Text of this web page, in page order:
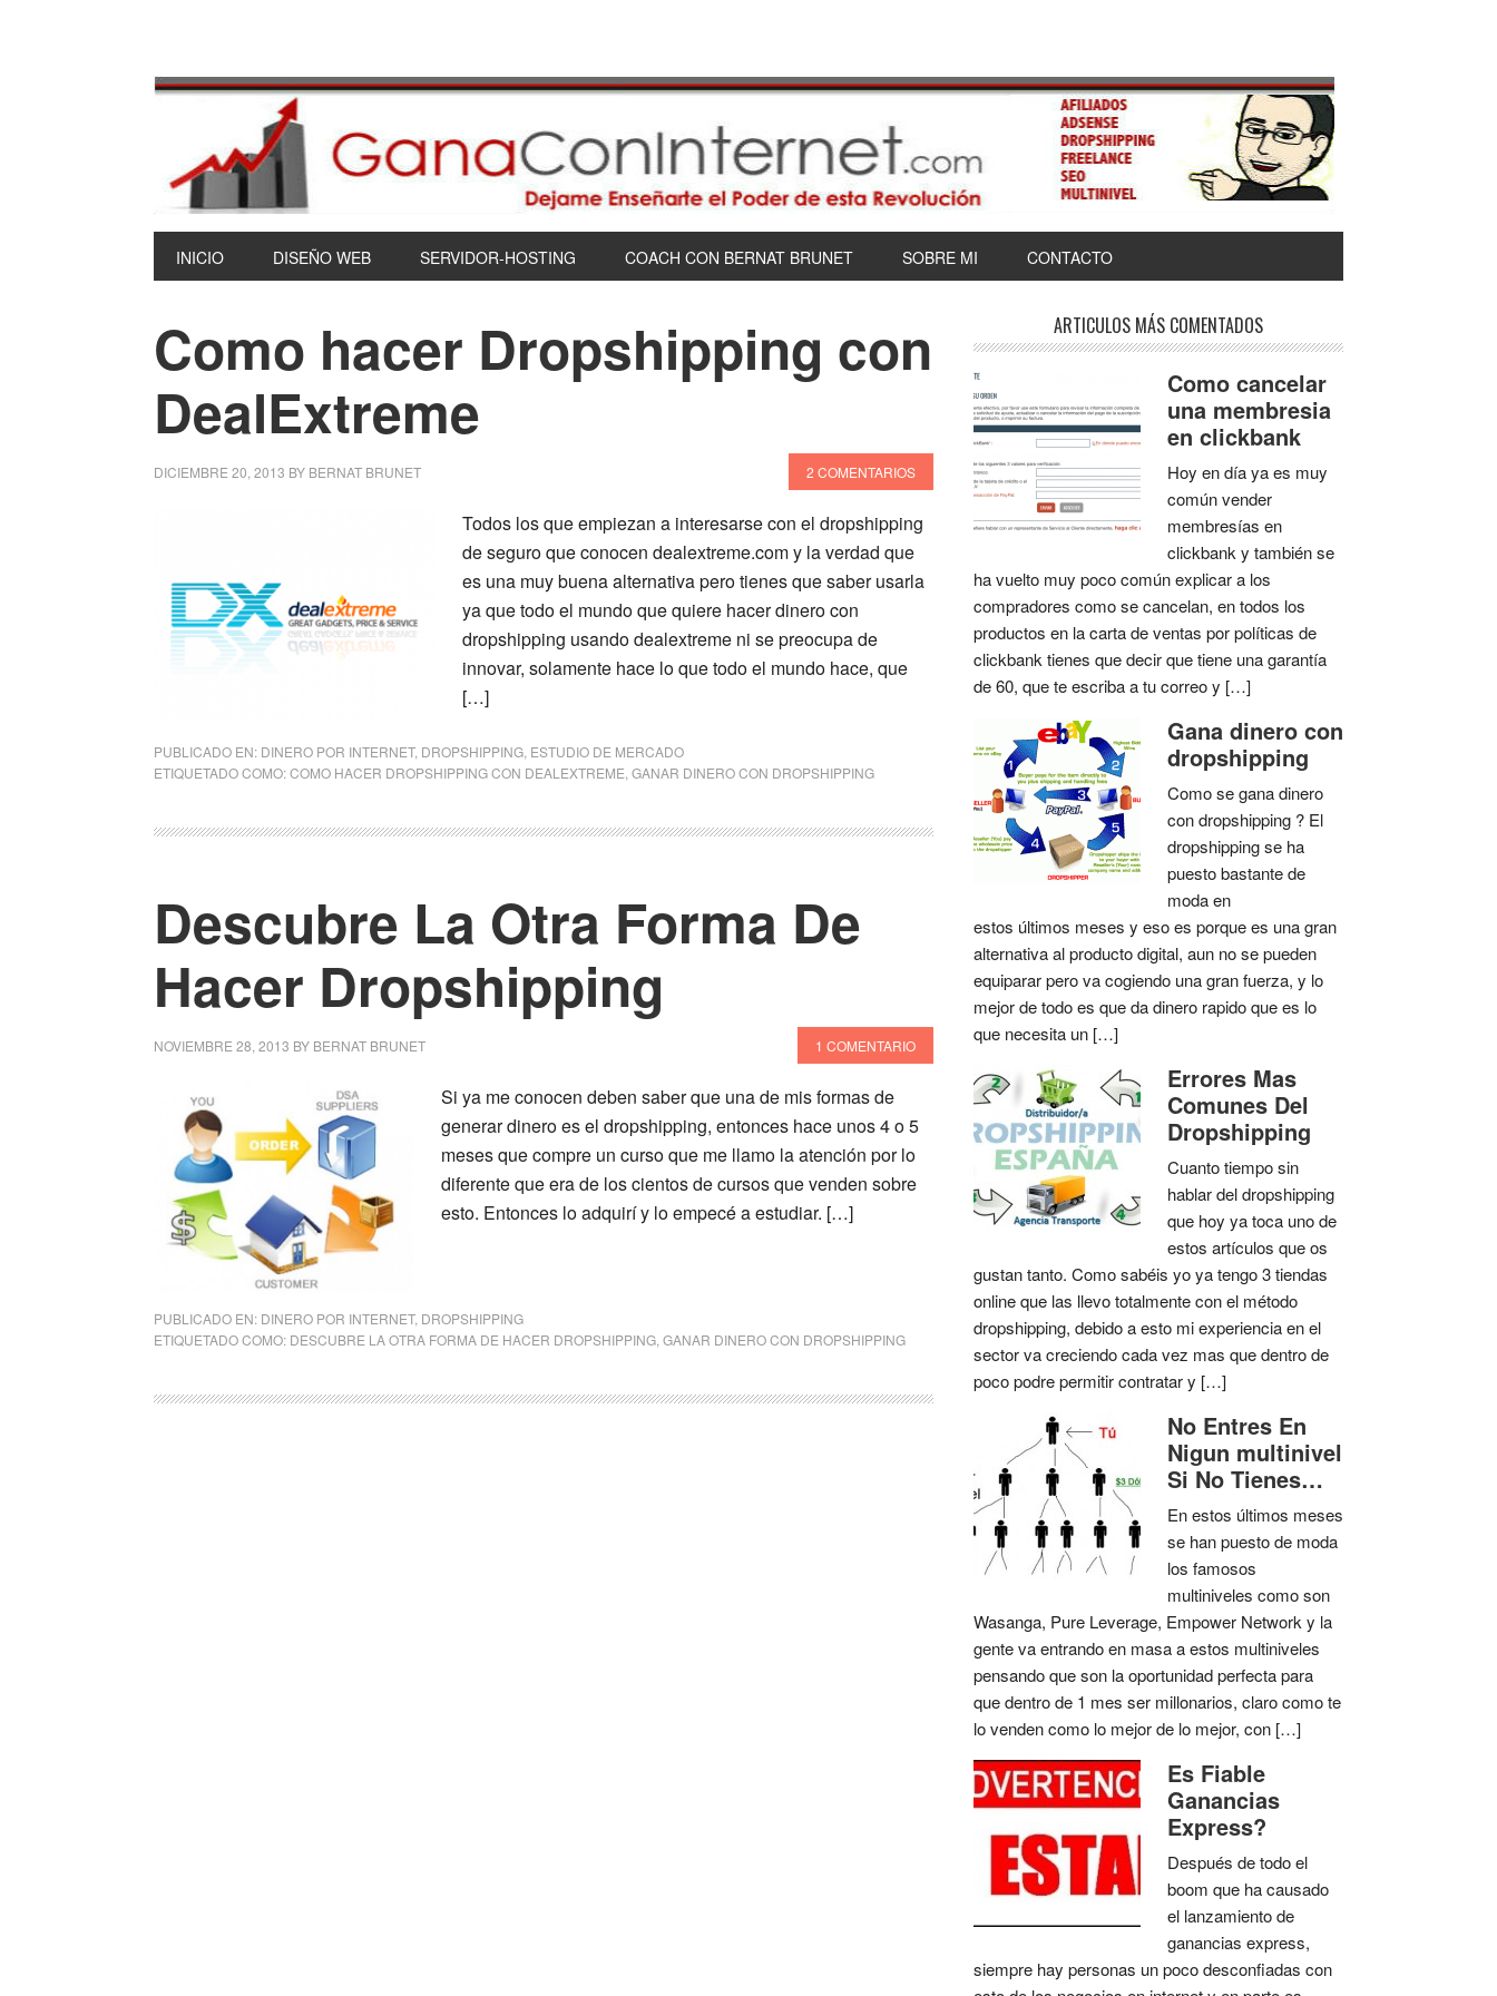
INICIO DISEÑO WEB SERVIDOR-HOSTING COACH CON BERNAT BRUNET SOBRE MI CONTACTO
Como hacer Dropshipping con
DealExtreme
DICIEMBRE 20, 2013 BY BERNAT BRUNET 2 COMENTARIOS
Todos los que empiezan a interesarse con el dropshipping
de seguro que conocen dealextreme.com y la verdad que
es una muy buena alternativa pero tienes que saber usarla
ya que todo el mundo que quiere hacer dinero con
dropshipping usando dealextreme ni se preocupa de
innovar, solamente hace lo que todo el mundo hace, que
[…]
PUBLICADO EN: DINERO POR INTERNET, DROPSHIPPING ESTUDIO DE MERCADO
ETIQUETADO COMO:COMO HACER DROPSHIPPING CON DEALEXTREME GANAR DINERO CON DROPSHIPPING
Descubre La Otra Forma De
Hacer Dropshipping
NOVIEMBRE 28, 2013 BY BERNAT BRUNET 1 COMENTARIO
Si ya me conocen deben saber que una de mis formas de
generar dinero es el dropshipping, entonces hace unos 4 o 5
meses que compre un curso que me llamo la atención por lo
diferente que era de los cientos de cursos que venden sobre
esto. Entonces lo adquirí y lo empecé a estudiar. […]
PUBLICADO EN: DINERO POR INTERNET, DROPSHIPPING
ETIQUETADO COMO: DESCUBRE LA OTRA FORMA DE HACER DROPSHIPPING GANAR DINERO CON DROPSHIPPING
ARTICULOS MÁS COMENTADOS
Como cancelar
una membresia
en clickbank
Hoy en día ya es muy
común vender
membresías en
clickbank y también se
ha vuelto muy poco común explicar a los
compradores como se cancelan, en todos los
productos en la carta de ventas por políticas de
clickbank tienes que decir que tiene una garantía
de 60, que te escriba a tu correo y […]
Gana dinero con
dropshipping
Como se gana dinero
con dropshipping ? El
dropshipping se ha
puesto bastante de
moda en
estos últimos meses y eso es porque es una gran
alternativa al producto digital, aun no se pueden
equiparar pero va cogiendo una gran fuerza, y lo
mejor de todo es que da dinero rapido que es lo
que necesita un […]
Errores Mas
Comunes Del
Dropshipping
Cuanto tiempo sin
hablar del dropshipping
que hoy ya toca uno de
estos artículos que os
gustan tanto. Como sabéis yo ya tengo 3 tiendas
online que las llevo totalmente con el método
dropshipping, debido a esto mi experiencia en el
sector va creciendo cada vez mas que dentro de
poco podre permitir contratar y […]
No Entres En
Nigun multinivel
Si No Tienes…
En estos últimos meses
se han puesto de moda
los famosos
multiniveles como son
Wasanga, Pure Leverage, Empower Network y la
gente va entrando en masa a estos multiniveles
pensando que son la oportunidad perfecta para
que dentro de 1 mes ser millonarios, claro como te
lo venden como lo mejor de lo mejor, con […]
Es Fiable
Ganancias
Express?
Después de todo el
boom que ha causado
el lanzamiento de
ganancias express,
siempre hay personas un poco desconfiadas con